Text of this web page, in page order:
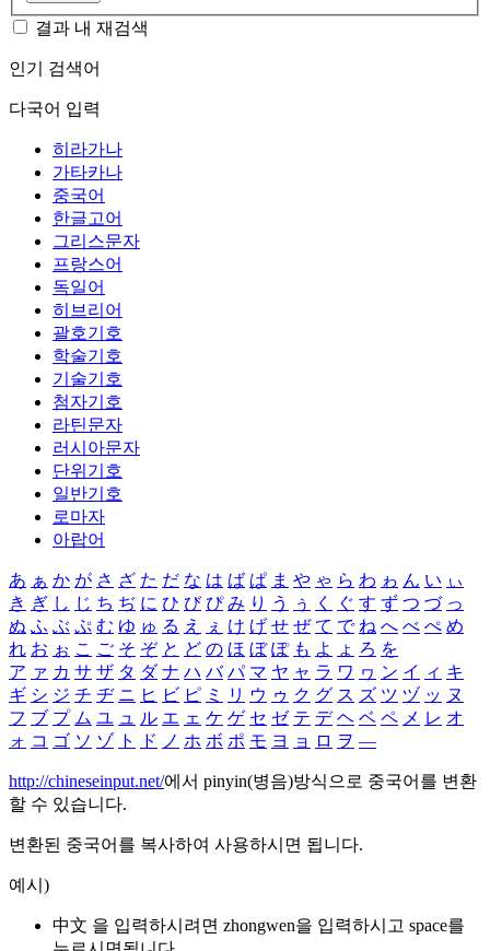
결과 내 재검색
인기 검색어
다국어 입력
히라가나
가타카나
중국어
한글고어
그리스문자
프랑스어
독일어
히브리어
괄호기호
학술기호
기술기호
첨자기호
라틴문자
러시아문자
단위기호
일반기호
로마자
아랍어
あ ぁ か が さ ざ た だ な は ば ぱ ま や ゃ ら わ ゎ ん い ぃ
き ぎ し じ ち ぢ に ひ び ぴ み り う ぅ く ぐ す ず つ づ っ
ぬ ふ ぶ ぷ む ゆ ゅ る え ぇ け げ せ ぜ て で ね へ べ ぺ め
れ お ぉ こ ご そ ぞ と ど の ほ ぼ ぽ も よ ょ ろ を
ア ァ カ サ ザ タ ダ ナ ハ バ パ マ ヤ ャ ラ ワ ヮ ン イ ィ キ
ギ シ ジ チ ヂ ニ ヒ ビ ピ ミ リ ウ ゥ ク グ ス ズ ツ ヅ ッ ヌ
フ ブ プ ム ユ ュ ル エ ェ ケ ゲ セ ゼ テ デ ヘ ベ ペ メ レ オ
ォ コ ゴ ソ ゾ ト ド ノ ホ ボ ポ モ ヨ ョ ロ ヲ ―
http://chineseinput.net/에서 pinyin(병음)방식으로 중국어를 변환
할 수 있습니다.
변환된 중국어를 복사하여 사용하시면 됩니다.
예시)
中文 을 입력하시려면 zhongwen을 입력하시고 space를